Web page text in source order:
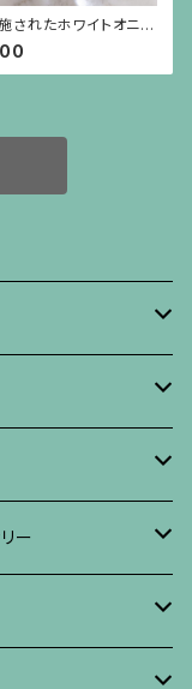
されたホワイトオニキ
の水晶、ロンデル、彫
たターコイズのロン
ス
ー